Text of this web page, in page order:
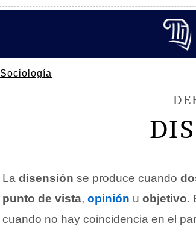
Sociología
La disensión se produce cuando
punto de vista, opinión u objetivo.
cuando no hay coincidencia en el